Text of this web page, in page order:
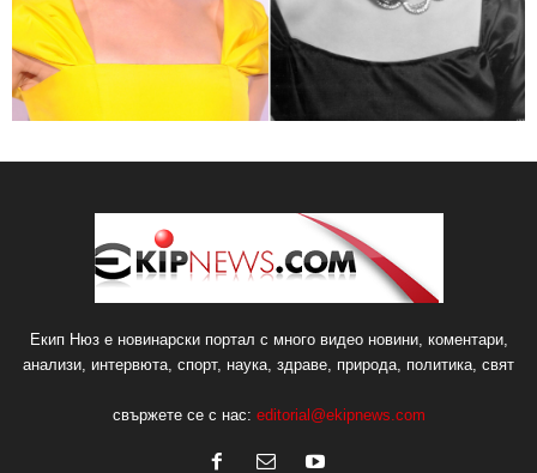
Екип Нюз е новинарски портал с много видео новини, коментари,
анализи, интервюта, спорт, наука, здраве, природа, политика, свят
свържете се с нас: editorial@ekipnews.com